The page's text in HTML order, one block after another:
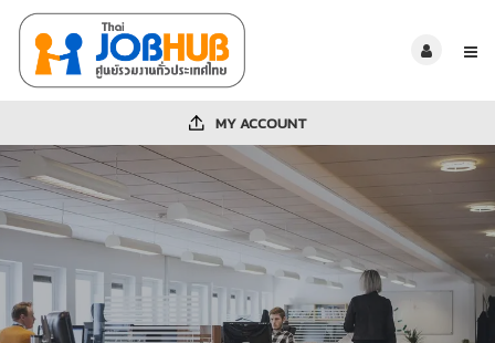
MY ACCOUNT